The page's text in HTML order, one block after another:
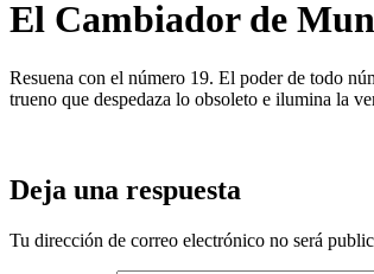
El Cambiador de
Resuena con el número 19. El poder de todo
trueno que despedaza lo obsoleto e ilumina la
Deja una respuesta
Tu dirección de correo electrónico no será